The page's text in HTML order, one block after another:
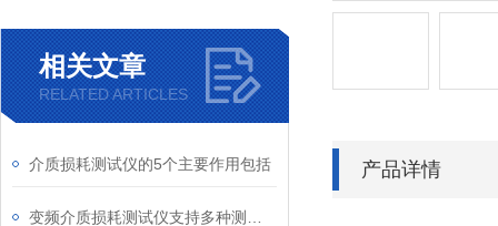
相关文章
RELATED ARTICLES
介质损耗测试仪的5个主要作用包括 产品详情